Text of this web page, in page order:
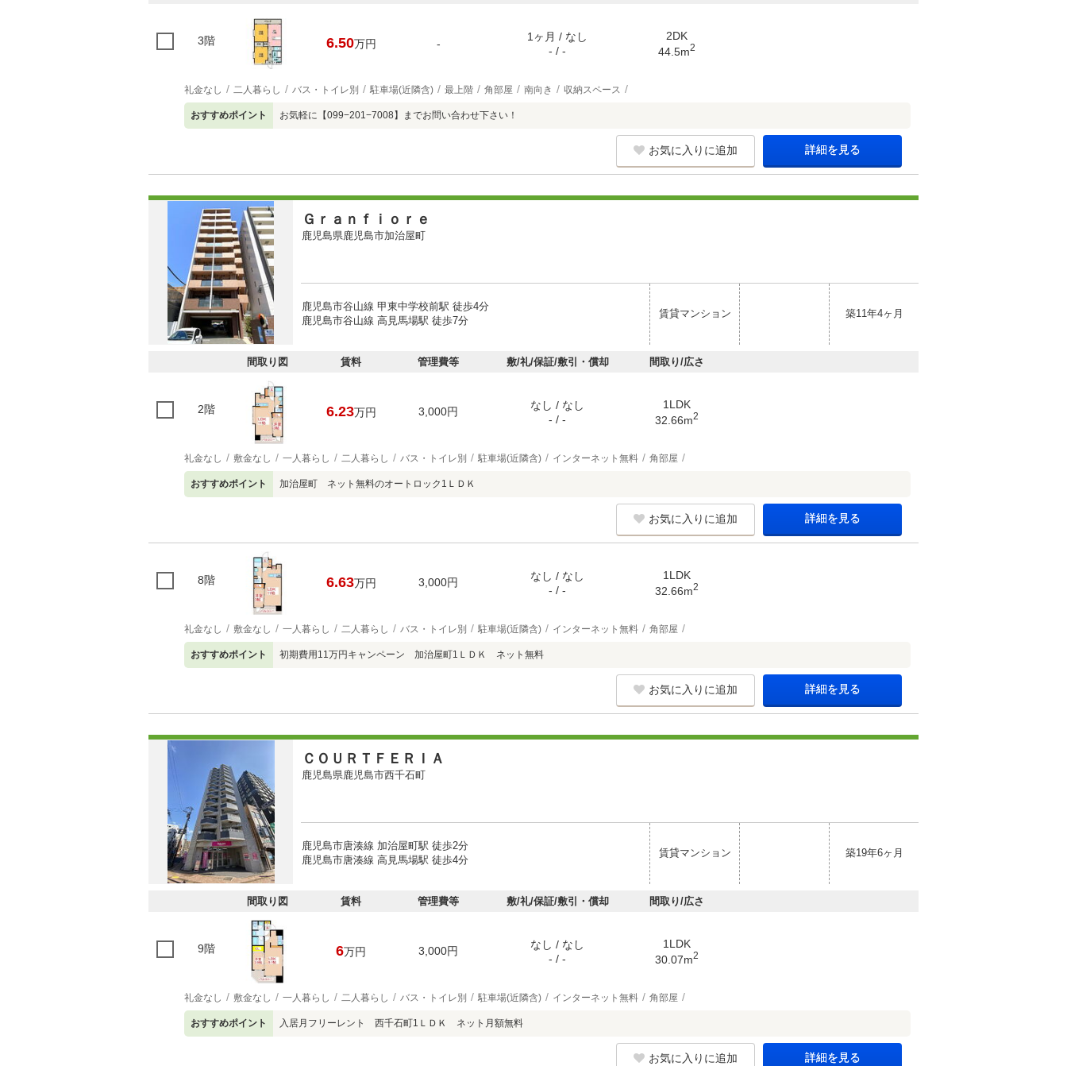
3階 6.50万円 -
1ヶ月 / なし
- / -
2DK
44.5m2
礼金なし 二人暮らし バス・トイレ別 駐車場(近隣含) 最上階 角部屋 南向き 収納スペース
おすすめポイント お気軽に【099−201−7008】までお問い合わせ下さい！
お気に入りに追加 詳細を見る
Ｇｒａｎｆｉｏｒｅ
鹿児島県鹿児島市加治屋町
鹿児島市谷山線 甲東中学校前駅 徒歩4分
鹿児島市谷山線 高見馬場駅 徒歩7分
賃貸マンション 築11年4ヶ月
間取り図 賃料 管理費等 敷/礼/保証/敷引・償却 間取り/広さ
2階 6.23万円 3,000円
なし / なし
- / -
1LDK
32.66m2
礼金なし 敷金なし 一人暮らし 二人暮らし バス・トイレ別 駐車場(近隣含) インターネット無料 角部屋
おすすめポイント 加治屋町 ネット無料のオートロック1ＬＤＫ
お気に入りに追加 詳細を見る
8階 6.63万円 3,000円
なし / なし
- / -
1LDK
32.66m2
礼金なし 敷金なし 一人暮らし 二人暮らし バス・トイレ別 駐車場(近隣含) インターネット無料 角部屋
おすすめポイント 初期費用11万円キャンペーン 加治屋町1ＬＤＫ ネット無料
お気に入りに追加 詳細を見る
ＣＯＵＲＴＦＥＲＩＡ
鹿児島県鹿児島市西千石町
鹿児島市唐湊線 加治屋町駅 徒歩2分
鹿児島市唐湊線 高見馬場駅 徒歩4分
賃貸マンション 築19年6ヶ月
間取り図 賃料 管理費等 敷/礼/保証/敷引・償却 間取り/広さ
9階 6万円 3,000円
なし / なし
- / -
1LDK
30.07m2
礼金なし 敷金なし 一人暮らし 二人暮らし バス・トイレ別 駐車場(近隣含) インターネット無料 角部屋
おすすめポイント 入居月フリーレント 西千石町1ＬＤＫ ネット月額無料
お気に入りに追加 詳細を見る